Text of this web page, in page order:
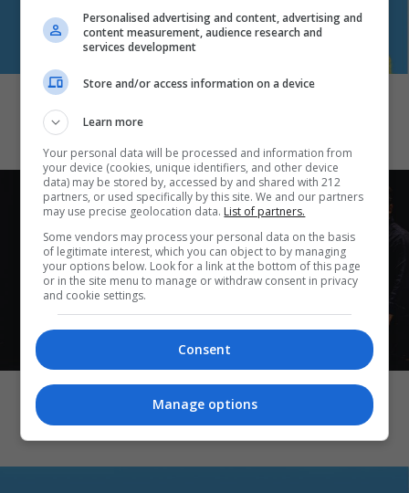
Όσα μάς άρεσαν (ή μάς χάλασαν) αυτή
την εβδομάδα
Τα (φετινά) αγαπημένα μου στην
Πειραιώς 260
Personalised advertising and content, advertising and
content measurement, audience research and
services development
Store and/or access information on a device
Learn more
Your personal data will be processed and information from
your device (cookies, unique identifiers, and other device
data) may be stored by, accessed by and shared with 212
partners, or used specifically by this site. We and our partners
may use precise geolocation data. List of partners.
Some vendors may process your personal data on the basis
of legitimate interest, which you can object to by managing
your options below. Look for a link at the bottom of this page
or in the site menu to manage or withdraw consent in privacy
and cookie settings.
Consent
Manage options